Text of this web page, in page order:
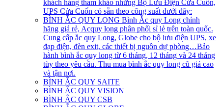
khách hàng tham khảo những Bộ Lưu Điện Cửa Cuốn,
UPS Cửa Cuốn có sẵn theo công suất dưới đây:
BÌNH ẮC QUY LONG Bình Ắc quy Long chính
hãng giá rẻ, Acquy long phân phối sỉ lẻ trên toàn quốc.
Cung cấp ắc quy Long, Globe cho bộ lưu điện UPS, xe
đạp điện, đèn exit, các thiết bị nguồn dự phòng…Bảo
hành bình ắc quy long từ 6 tháng, 12 tháng và 24 tháng
tùy theo yêu cầu. Thu mua bình ắc quy long cũ giá cao
và tận nơi.
BÌNH ẮC QUY SAITE
BÌNH ẮC QUY VISION
BÌNH ẮC QUY CSB